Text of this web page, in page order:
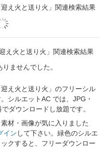
え火と送り火」関連検索結果
え火と送り火」関連検索結果
ませんでした。
え火と送り火」のフリーシル
シルエットAC では、JPG・
ダウンロードし放題です。
材・画像が気に入りました
イン して下さい。緑色のシルエ
クすると、フリーダウンロー